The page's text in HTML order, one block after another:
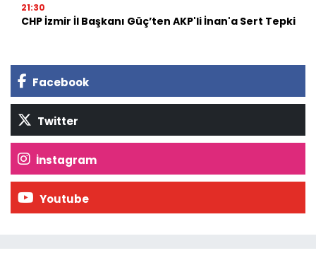
21:30
CHP İzmir İl Başkanı Güç’ten AKP'li İnan'a Sert Tepki
Facebook
Twitter
İnstagram
Youtube